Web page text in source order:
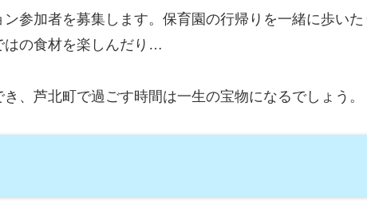
参加者を募集します。保育園の行帰りを一緒に歩い
はの食材を楽しんだり…
、芦北町で過ごす時間は一生の宝物になるでしょう。